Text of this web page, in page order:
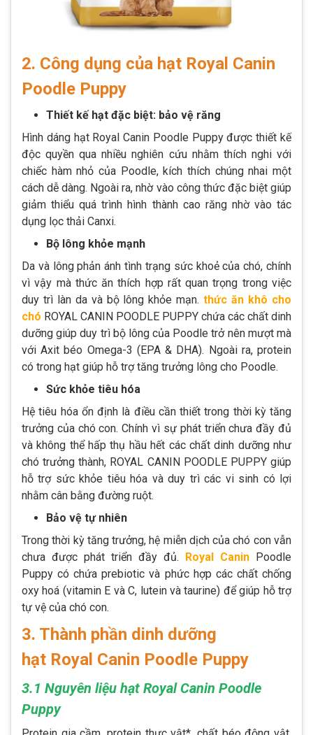
2. Công dụng của hạt Royal Canin
Poodle Puppy
Thiết kế hạt đặc biệt: bảo vệ răng
Hình dáng hạt Royal Canin Poodle Puppy được thiết kế
độc quyền qua nhiều nghiên cứu nhằm thích nghi với
chiếc hàm nhỏ của Poodle, kích thích chúng nhai một
cách dễ dàng. Ngoài ra, nhờ vào công thức đặc biệt giúp
giảm thiểu quá trình hình thành cao răng nhờ vào tác
dụng lọc thải Canxi.
Bộ lông khỏe mạnh
Da và lông phản ánh tình trạng sức khoẻ của chó, chính
vì vậy mà thức ăn thích hợp rất quan trọng trong việc
duy trì làn da và bộ lông khỏe mạn.thức ăn khô cho
chó ROYAL CANIN POODLE PUPPY chứa các chất dinh
dưỡng giúp duy trì bộ lông của Poodle trở nên mượt mà
với Axit béo Omega-3 (EPA & DHA). Ngoài ra, protein
có trong hạt giúp hỗ trợ tăng trưởng lông cho Poodle.
Sức khỏe tiêu hóa
Hệ tiêu hóa ổn định là điều cần thiết trong thời kỳ tăng
trưởng của chó con. Chính vì sự phát triển chưa đầy đủ
và không thể hấp thụ hầu hết các chất dinh dưỡng như
chó trưởng thành, ROYAL CANIN POODLE PUPPY giúp
hỗ trợ sức khỏe tiêu hóa và duy trì các vi sinh có lợi
nhằm cân bằng đường ruột.
Bảo vệ tự nhiên
Trong thời kỳ tăng trưởng, hệ miễn dịch của chó con vẫn
chưa được phát triển đầy đủ. Royal Canin Poodle
Puppy có chứa prebiotic và phức hợp các chất chống
oxy hoá (vitamin E và C, lutein và taurine) để giúp hỗ trợ
tự vệ của chó con.
3. Thành phần dinh dưỡng
hạt Royal Canin Poodle Puppy
3.1 Nguyên liệu hạt Royal Canin Poodle
Puppy